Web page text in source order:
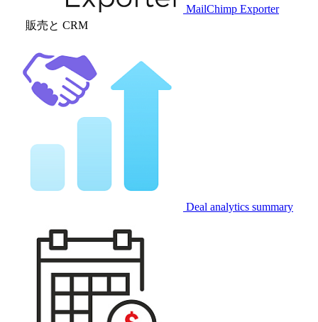
MailChimp Exporter
販売と CRM
Deal analytics summary